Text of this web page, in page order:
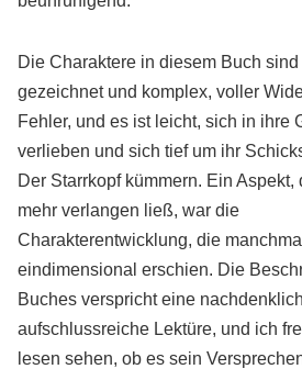
Die Charaktere in diesem Buch
gezeichnet und komplex, voller
Fehler, und es ist leicht, sich in ihre
verlieben und sich tief um ihr
Der Starrkopf kümmern. Ein Aspekt,
mehr verlangen ließ, war die
Charakterentwicklung, die
eindimensional erschien. Die
Buches verspricht eine
aufschlussreiche Lektüre, und ich
lesen sehen, ob es sein